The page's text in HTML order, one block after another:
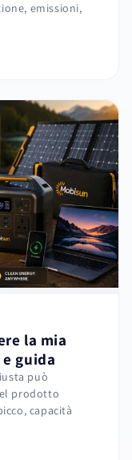
emissioni,
la mia
guida
può
prodotto
capacità